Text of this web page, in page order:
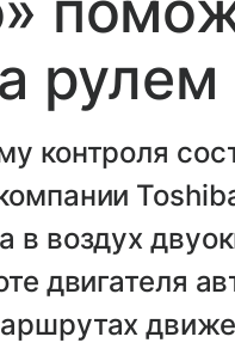
рулем
контроля
в воздух
двигателя